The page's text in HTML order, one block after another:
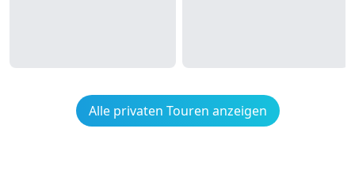
Alle privaten Touren anzeigen